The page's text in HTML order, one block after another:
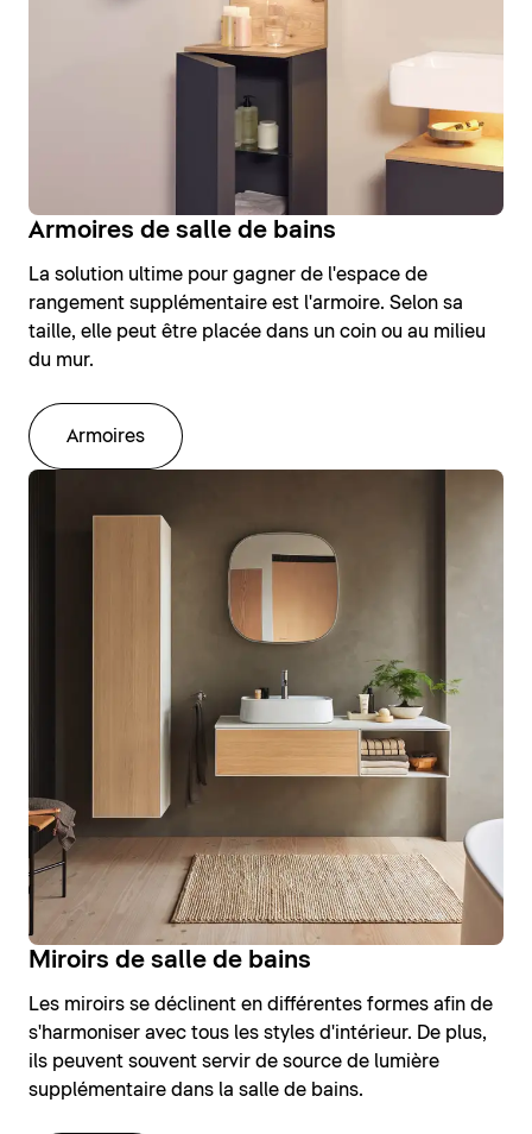
Armoires de salle de bains
La solution ultime pour gagner de l'espace de
rangement supplémentaire est l'armoire. Selon sa
taille, elle peut être placée dans un coin ou au milieu
du mur.
Armoires
Miroirs de salle de bains
Les miroirs se déclinent en différentes formes afin de
s'harmoniser avec tous les styles d'intérieur. De plus,
ils peuvent souvent servir de source de lumière
supplémentaire dans la salle de bains.